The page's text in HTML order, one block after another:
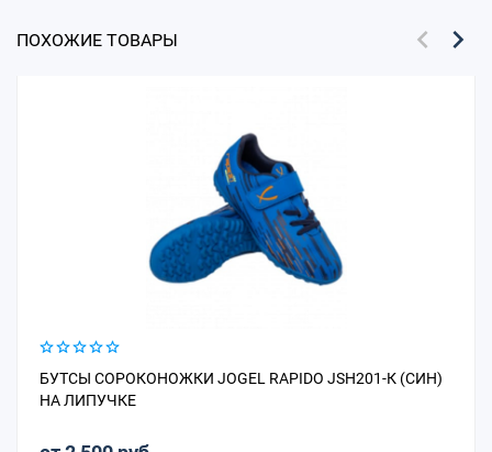
ПОХОЖИЕ ТОВАРЫ
БУТСЫ СОРОКОНОЖКИ JOGEL RAPIDO JSH201-К (СИН)
НА ЛИПУЧКЕ